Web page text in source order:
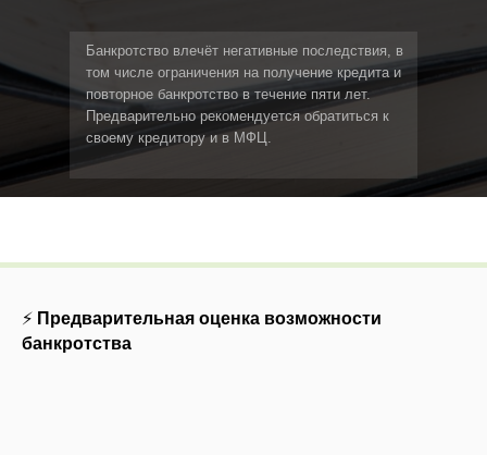
Банкротство влечёт негативные последствия, в
том числе ограничения на получение кредита и
повторное банкротство в течение пяти лет.
Предварительно рекомендуется обратиться к
своему кредитору и в МФЦ.
⚡ Предварительная оценка возможности
банкротства